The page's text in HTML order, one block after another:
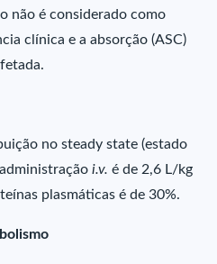
não é considerado como
clínica e a absorção (ASC)
no steady state (estado
i.v. é de 2,6 L/kg
plasmáticas é de 30%.